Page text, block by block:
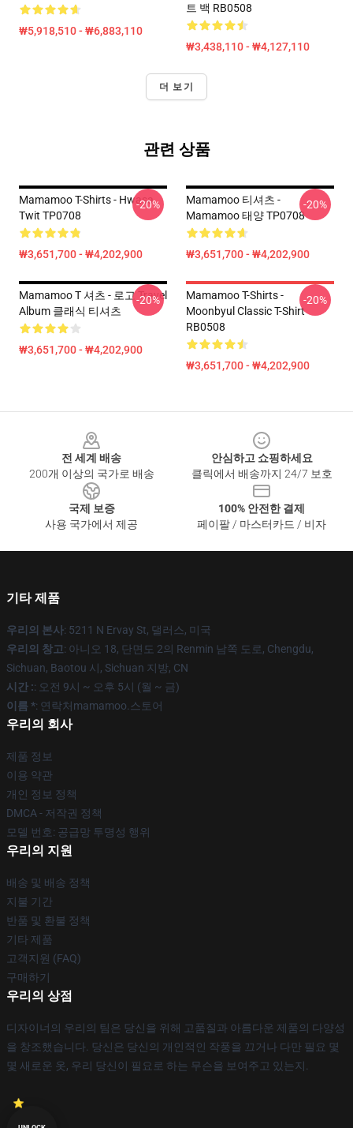
₩5,918,510 - ₩6,883,110
트 백 RB0508
₩3,438,110 - ₩4,127,110
더 보기
관련 상품
Mamamoo T-Shirts - Hwasa
Twit TP0708
₩3,651,700 - ₩4,202,900
-20%
Mamamoo 티셔츠 -
Mamamoo 태양 TP0708
₩3,651,700 - ₩4,202,900
-20%
Mamamoo T 셔츠 - 로고 Travel
Album 클래식 티셔츠
₩3,651,700 - ₩4,202,900
-20%
Mamamoo T-Shirts -
Moonbyul Classic T-Shirt
RB0508
₩3,651,700 - ₩4,202,900
-20%
전 세계 배송
200개 이상의 국가로 배송
안심하고 쇼핑하세요
클릭에서 배송까지 24/7 보호
국제 보증
사용 국가에서 제공
100% 안전한 결제
페이팔 / 마스터카드 / 비자
기타 제품
우리의 본사: 5211 N Ervay St, 댈러스, 미국
우리의 창고: 아니오 18, 단면도 2의 Renmin 남쪽 도로, Chengdu,
Sichuan, Baotou 시, Sichuan 지방, CN
시간 :: 오전 9시 ~ 오후 5시 (월 ~ 금)
이름 *: 연락처mamamoo.스토어
우리의 회사
제품 정보
이용 약관
개인 정보 정책
DMCA - 저작권 정책
모델 번호: 공급망 투명성 행위
우리의 지원
배송 및 배송 정책
지불 기간
반품 및 환불 정책
기타 제품
고객지원 (FAQ)
구매하기
우리의 상점
디자이너의 우리의 팀은 당신을 위해 고품질과 아름다운 제품의 다양성
을 창조했습니다. 당신은 당신의 개인적인 작풍을 끄거나 다만 필요 몇
몇 새로운 옷, 우리 당신이 필요로 하는 무슨을 보여주고 있는지.